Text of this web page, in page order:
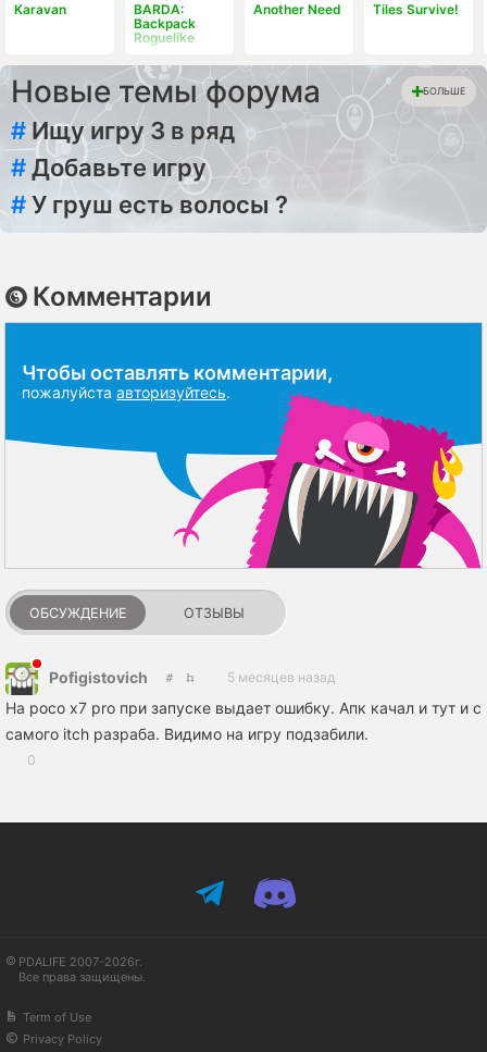
Karavan
BARDA:
Backpack
Roguelike
Another Need Tiles Survive!
Новые темы форума БОЛЬШЕ
# Ищу игру 3 в ряд
#Добавьте игру
#У груш есть волосы ?
Комментарии
Чтобы оставлять комментарии,
пожалуйста авторизуйтесь.
ОБСУЖДЕНИЕ ОТЗЫВЫ
Pofigistovich 5 месяцев назад
На poco x7 pro при запуске выдает ошибку. Апк качал и тут и с
самого itch разраба. Видимо на игру подзабили.
0
PDALIFE 2007-2026г.
Все права защищены.
Term of Use
Privacy Policy